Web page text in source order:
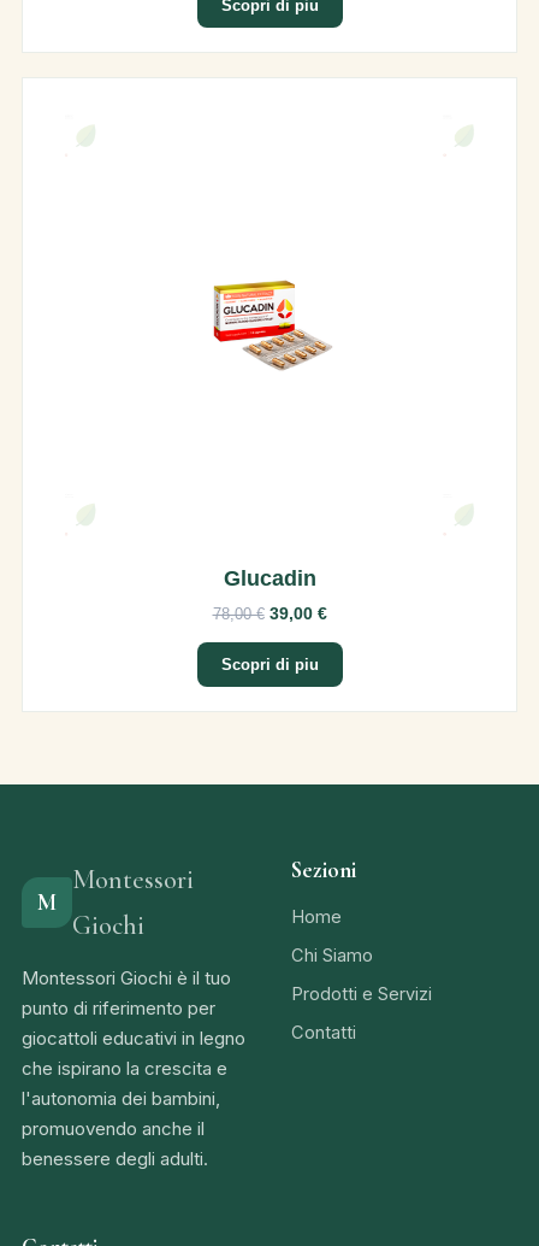
Scopri di piu
Glucadin
78,00 €39,00 €
Scopri di piu
M
Montessori
Giochi
Montessori Giochi è il tuo
punto di riferimento per
giocattoli educativi in legno
che ispirano la crescita e
l'autonomia dei bambini,
promuovendo anche il
benessere degli adulti.
Sezioni
Home
Chi Siamo
Prodotti e Servizi
Contatti